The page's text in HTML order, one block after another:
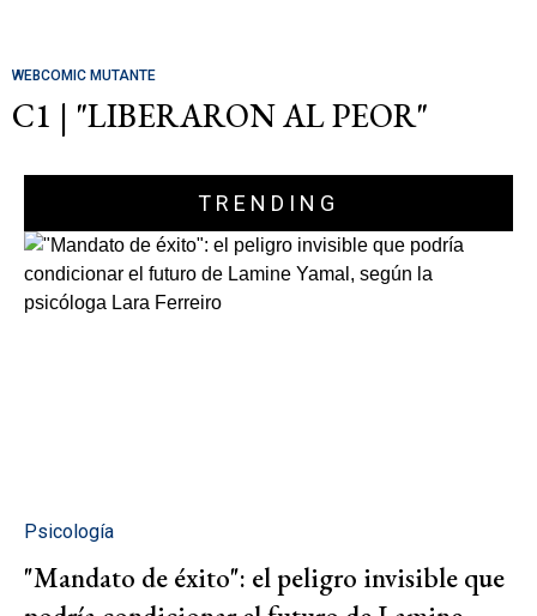
WEBCOMIC MUTANTE
C1 | "LIBERARON AL PEOR"
TRENDING
Psicología
"Mandato de éxito": el peligro invisible que